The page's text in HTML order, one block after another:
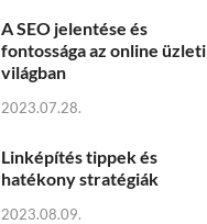
A SEO jelentése és
fontossága az online üzleti
világban
2023.07.28.
Linképítés tippek és
hatékony stratégiák
2023.08.09.